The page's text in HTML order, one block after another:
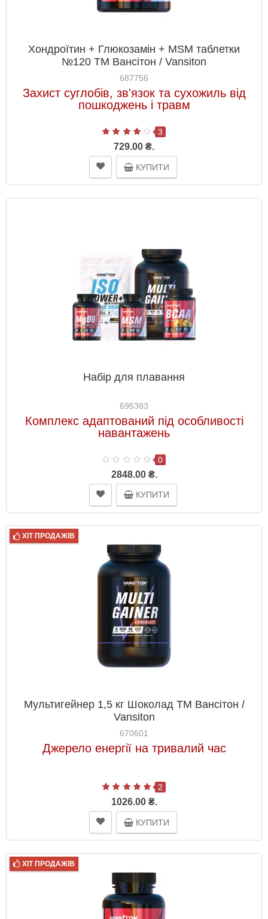
Хондроїтин + Глюкозамін + MSM таблетки
№120 ТМ Вансітон / Vansiton
687756
Захист суглобів, зв'язок та сухожиль від
пошкоджень і травм
3
729.00 ₴.
КУПИТИ
Набір для плавання
695383
Комплекс адаптований під особливості
навантажень
0
2848.00 ₴.
КУПИТИ
ХІТ ПРОДАЖІВ
Мультигейнер 1,5 кг Шоколад ТМ Вансітон /
Vansiton
670601
Джерело енергії на тривалий час
2
1026.00 ₴.
КУПИТИ
ХІТ ПРОДАЖІВ